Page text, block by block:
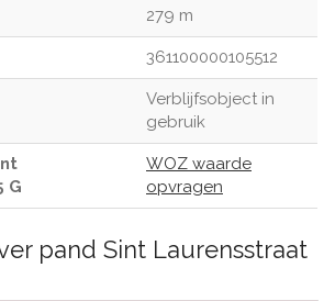
279 m
361100000105512
Verblijfsobject in
gebruik
G
WOZ waarde
opvragen
pand Sint Laurensstraat